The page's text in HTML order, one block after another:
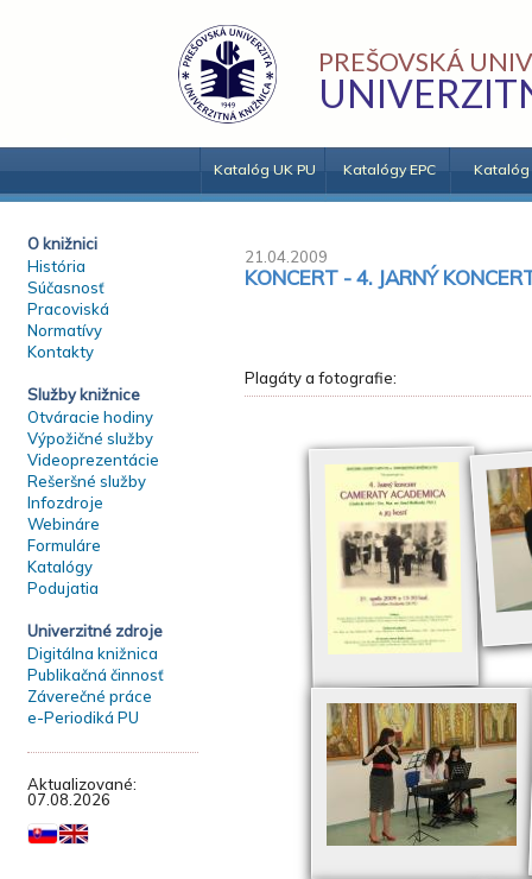
PREŠOVSKÁ
Katalóg UK PU Katalógy EPC Katalóg
O knižnici
História
Súčasnosť
Pracoviská
Normatívy
Kontakty
Služby knižnice
Otváracie hodiny
Výpožičné služby
Videoprezentácie
Rešeršné služby
Infozdroje
Webináre
Formuláre
Katalógy
Podujatia
Univerzitné zdroje
Digitálna knižnica
Publikačná činnosť
Záverečné práce
e-Periodiká PU
Aktualizované:
07.08.2026
21.04.2009
KONCERT - 4. JARNÝ
Plagáty a fotografie: